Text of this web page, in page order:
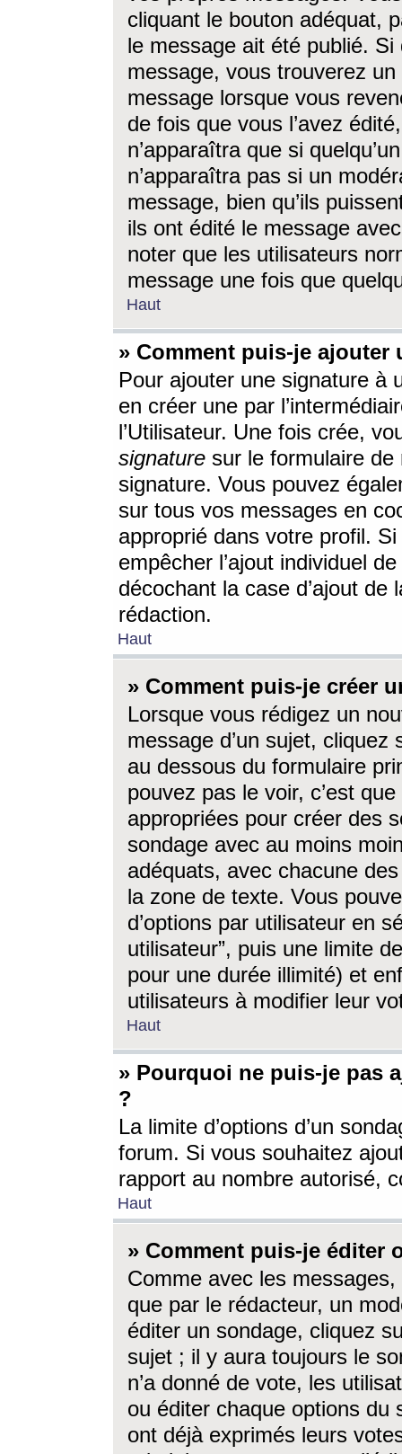
cliquant le bouton adéquat,
le message ait été publié. Si
message, vous trouverez
message lorsque vous
de fois que vous l’avez
n’apparaîtra que si
n’apparaîtra pas si un
message, bien qu’ils
ils ont édité le message
noter que les utilisateurs
message une fois que
Haut
» Comment puis-je ajouter
Pour ajouter une signature à
en créer une par
l’Utilisateur. Une fois crée,
signature sur le formulaire de
signature. Vous pouvez
sur tous vos messages en
approprié dans votre profil.
empêcher l’ajout individuel
décochant la case d’ajout
rédaction.
Haut
» Comment puis-je créer
Lorsque vous rédigez un
message d’un sujet, cliquez
au dessous du formulaire
pouvez pas le voir, c’est
appropriées pour créer des
sondage avec au moins
adéquats, avec chacune
la zone de texte. Vous
d’options par utilisateur en
utilisateur”, puis une limite
pour une durée illimité) et
utilisateurs à modifier leur
Haut
» Pourquoi ne puis-je pas
?
La limite d’options d’un
forum. Si vous souhaitez
rapport au nombre autorisé,
Haut
» Comment puis-je éditer
Comme avec les
que par le rédacteur, un
éditer un sondage, cliquez
sujet ; il y aura toujours le
n’a donné de vote, les
ou éditer chaque options du
ont déjà exprimés leurs